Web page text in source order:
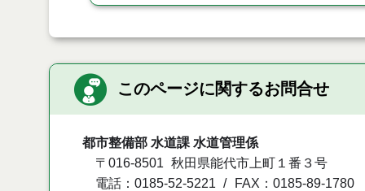
このページに関するお問合せ
都市整備部 水道課 水道管理係
〒016-8501
秋田県能代市上町１番３号
電話：0185-52-5221
FAX：0185-89-1780